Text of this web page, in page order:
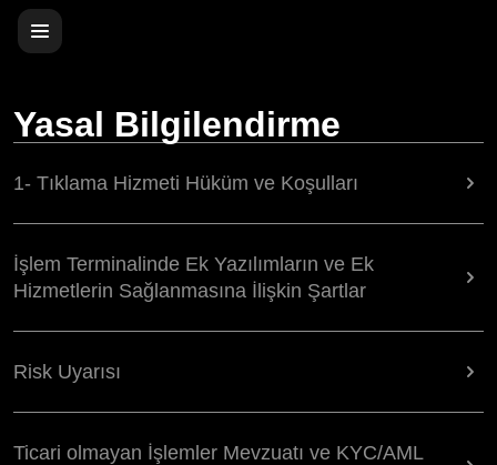
Yasal Bilgilendirme
1- Tıklama Hizmeti Hüküm ve Koşulları
İşlem Terminalinde Ek Yazılımların ve Ek
Hizmetlerin Sağlanmasına İlişkin Şartlar
Risk Uyarısı
Ticari olmayan İşlemler Mevzuatı ve KYC/AML